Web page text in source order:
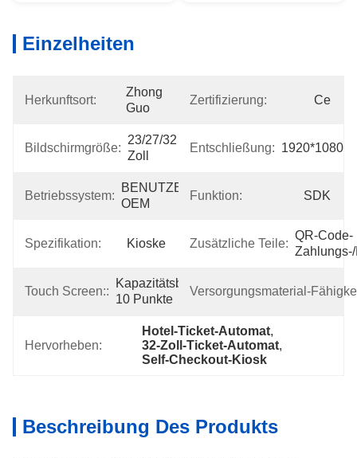
Einzelheiten
Herkunftsort:
Zhong
Guo
Zertifizierung: Ce
Bildschirmgröße:
23/27/32
Zoll
Entschließung: 1920*1080
Betriebssystem:
BENUTZER
OEM
Funktion: SDK
Spezifikation: Kioske Zusätzliche Teile:
QR-Code-
Touch Screen::
Kapazitätsberührung
10 Punkte
Versorgungsmaterial-
Hervorheben:
Hotel-Ticket-Automat,
32-Zoll-Ticket-Automat,
Self-Checkout-Kiosk
Beschreibung Des Produkts